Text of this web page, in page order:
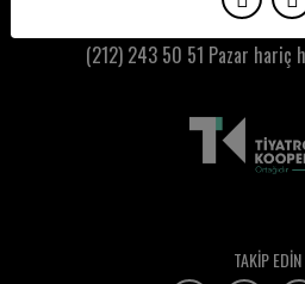
Kumbaracı50
(212) 243 50 51 Pazar hariç
TAKİP EDİN